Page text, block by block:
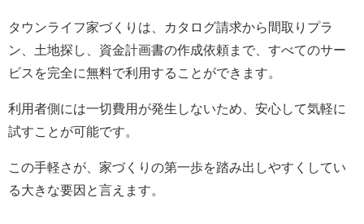
タウンライフ家づくりは、カタログ請求から間取りプラ
ン、土地探し、資金計画書の作成依頼まで、すべてのサー
ビスを完全に無料で利用することができます。
利用者側には一切費用が発生しないため、安心して気軽に
試すことが可能です。
この手軽さが、家づくりの第一歩を踏み出しやすくしてい
る大きな要因と言えます。